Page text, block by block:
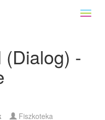
(Dialog) -
Fiszkoteka